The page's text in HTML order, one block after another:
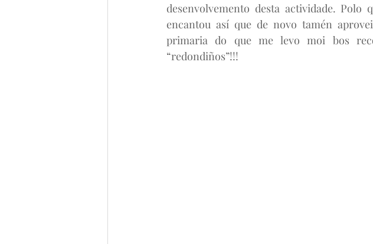
desenvolvemento desta actividade. Polo
encantou así que de novo tamén
primaria do que me levo moi bos
“redondiños”!!!